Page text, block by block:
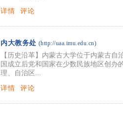
详情
评论
内大教务处 (http://uaa.imu.edu.cn)
【历史沿革】内蒙古大学位于内蒙古
国成立后党和国家在少数民族地区创办
理、自治区...
详情
评论